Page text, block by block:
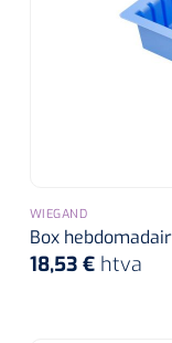
WIEGAND
Box
18,53 € htva